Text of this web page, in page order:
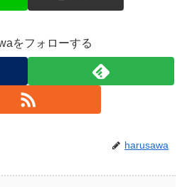
をフォローする
harusawa